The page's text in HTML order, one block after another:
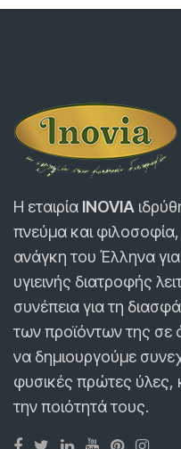
Η εταιρία INOVIA
πνεύμα και
ανάγκη του Έλληνα
υγιεινής διατροφής
συνέπεια για τη
των προϊόντων της σε
να δημιουργούμε
φυσικές πρώτες ύλες,
την ποιότητά τους.